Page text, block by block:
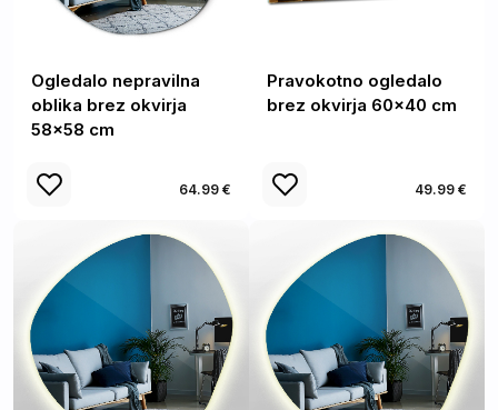
Ogledalo nepravilna
oblika brez okvirja
58x58 cm
64.99 €
Pravokotno ogledalo
brez okvirja 60x40 cm
49.99 €